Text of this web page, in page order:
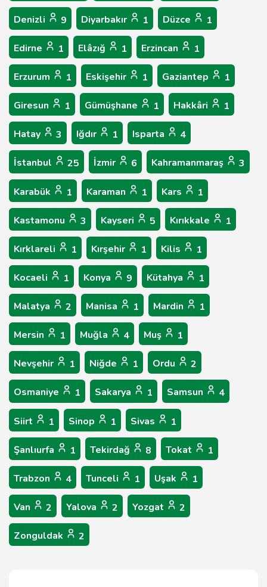
Denizli 9 Diyarbakır 1 Düzce 1
Edirne 1 Elâzığ 1 Erzincan 1
Erzurum 1 Eskişehir 1 Gaziantep 1
Giresun 1 Gümüşhane 1 Hakkâri 1
Hatay 3 Iğdır 1 Isparta 4
İstanbul 25 İzmir 6 Kahramanmaraş 3
Karabük 1 Karaman 1 Kars 1
Kastamonu 3 Kayseri 5 Kırıkkale 1
Kırklareli 1 Kırşehir 1 Kilis 1
Kocaeli 1 Konya 9 Kütahya 1
Malatya 2 Manisa 1 Mardin 1
Mersin 1 Muğla 4 Muş 1
Nevşehir 1 Niğde 1 Ordu 2
Osmaniye 1 Sakarya 1 Samsun 4
Siirt 1 Sinop 1 Sivas 1
Şanlıurfa 1 Tekirdağ 8 Tokat 1
Trabzon 4 Tunceli 1 Uşak 1
Van 2 Yalova 2 Yozgat 2
Zonguldak 2